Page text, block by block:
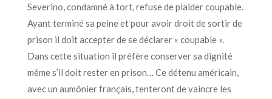
Severino, condamné à tort, refuse de plaider coupable.
Ayant terminé sa peine et pour avoir droit de sortir de
prison il doit accepter de se déclarer « coupable ».
Dans cette situation il préfère conserver sa dignité
même s’il doit rester en prison… Ce détenu américain,
avec un aumônier français, tenteront de vaincre les